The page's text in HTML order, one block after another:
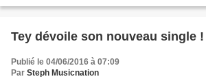
Tey dévoile son nouveau single !
Publié le 04/06/2016 à 07:09
Par Steph Musicnation